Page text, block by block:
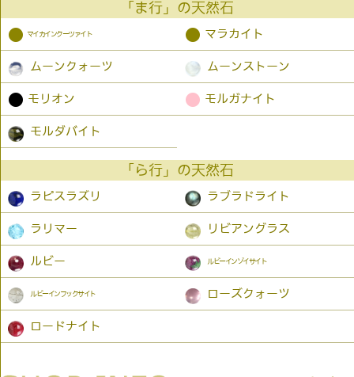
「ま行」の天然石
● マイカインクーツァイト ● マラカイト
ムーンクォーツ ムーンストーン
● モリオン ● モルガナイト
モルダバイト
「ら行」の天然石
ラピスラズリ ラブラドライト
ラリマー リビアングラス
ルビー ルビーインゾイサイト
ルビーインフックサイト ローズクォーツ
ロードナイト